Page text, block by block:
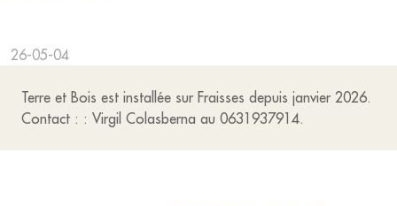
26-05-04
Terre et Bois est installée sur Fraisses depuis janvier 2026.
Contact : : Virgil Colasberna au 0631937914.